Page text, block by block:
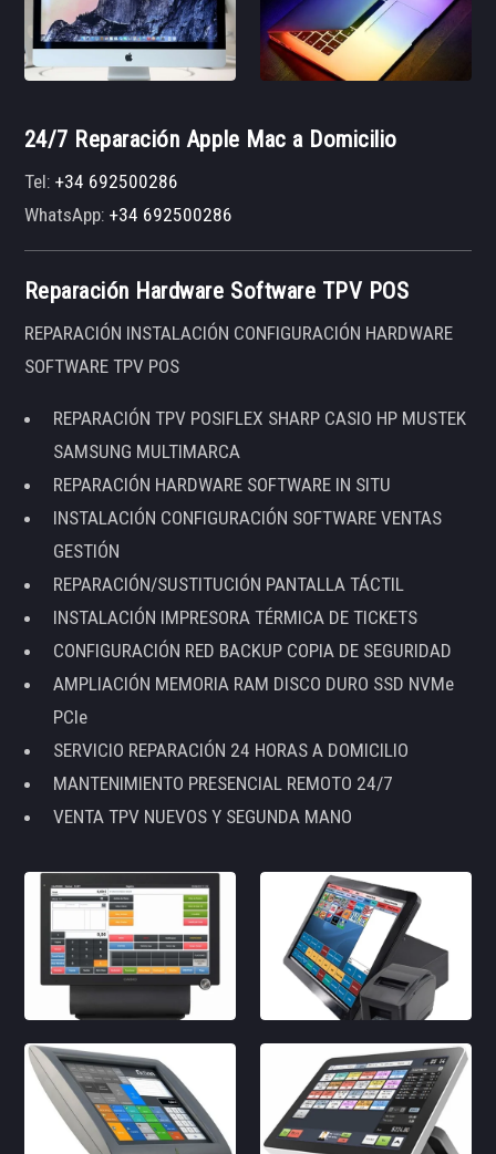
24/7 Reparación Apple Mac a Domicilio
Tel:+34 692500286
WhatsApp:+34 692500286
Reparación Hardware Software TPV POS
REPARACIÓN INSTALACIÓN CONFIGURACIÓN HARDWARE
SOFTWARE TPV POS
REPARACIÓN TPV POSIFLEX SHARP CASIO HP MUSTEK
SAMSUNG MULTIMARCA
REPARACIÓN HARDWARE SOFTWARE IN SITU
INSTALACIÓN CONFIGURACIÓN SOFTWARE VENTAS
GESTIÓN
REPARACIÓN/SUSTITUCIÓN PANTALLA TÁCTIL
INSTALACIÓN IMPRESORA TÉRMICA DE TICKETS
CONFIGURACIÓN RED BACKUP COPIA DE SEGURIDAD
AMPLIACIÓN MEMORIA RAM DISCO DURO SSD NVMe
PCIe
SERVICIO REPARACIÓN 24 HORAS A DOMICILIO
MANTENIMIENTO PRESENCIAL REMOTO 24/7
VENTA TPV NUEVOS Y SEGUNDA MANO